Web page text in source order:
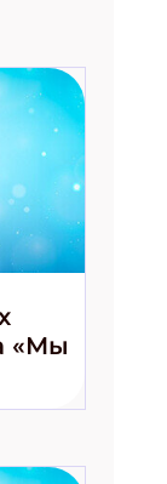
«Мы